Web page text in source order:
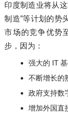
印度制造业将从
制造”等计划的势
市场的竞争优势
步，因为：
强大的 IT
不断增长的
政府支持数
增加外国直